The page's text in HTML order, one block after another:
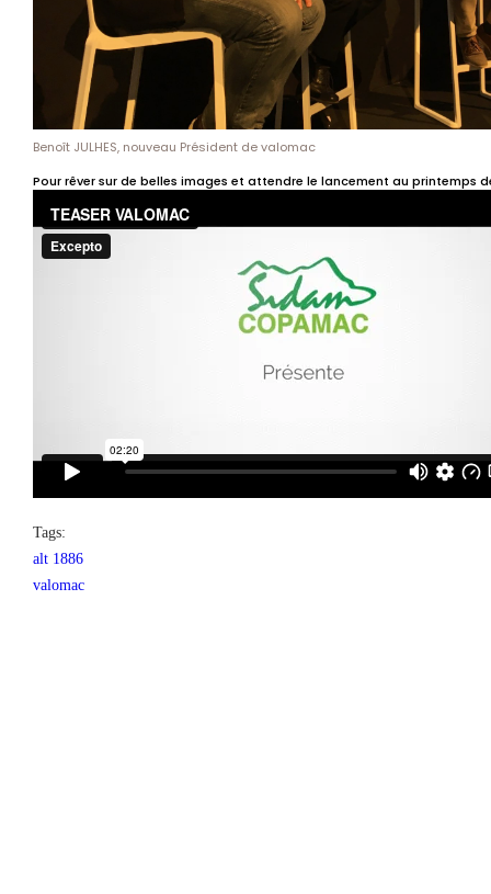
Benoît JULHES, nouveau Président de valomac
Pour rêver sur de belles images et attendre le lancement au printemps
Tags:
alt 1886
valomac